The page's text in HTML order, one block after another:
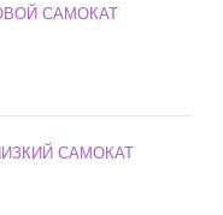
САМОКАТ
САМОКАТ